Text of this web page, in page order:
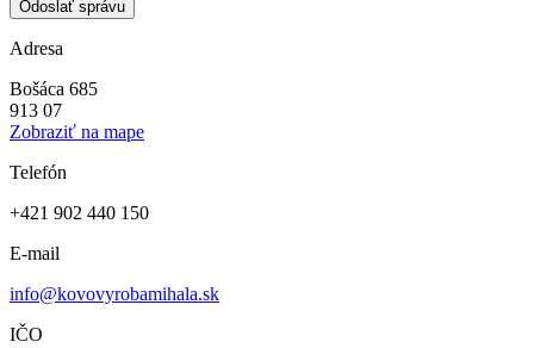
Adresa
Bošáca 685
913 07
Zobraziť na mape
Telefón
+421 902 440 150
E-mail
info@kovovyrobamihala.sk
IČO